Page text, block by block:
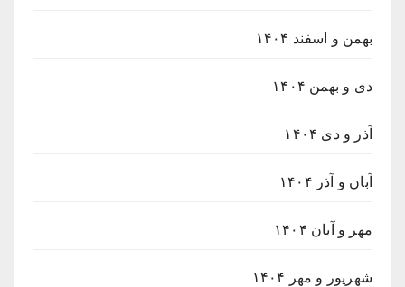
بهمن و اسفند ۱۴۰۴
دی و بهمن ۱۴۰۴
آذر و دی ۱۴۰۴
آبان و آذر ۱۴۰۴
مهر و آبان ۱۴۰۴
شهریور و مهر ۱۴۰۴